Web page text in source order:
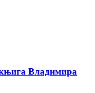
Владимира